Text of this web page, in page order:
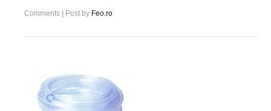
Comments Post by Feo.ro